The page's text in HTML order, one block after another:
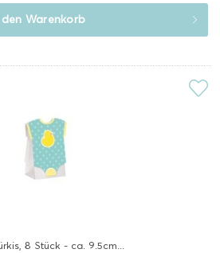
den Warenkorb
8 Stück - ca. 9.5cm...